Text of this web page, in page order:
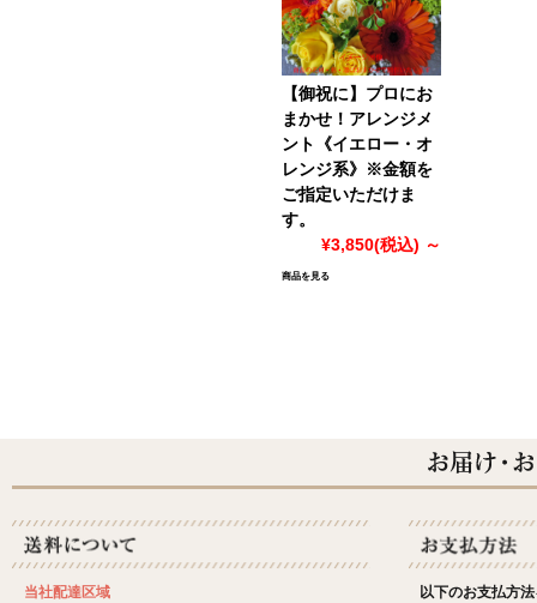
【御祝に】プロにお
まかせ！アレンジメ
ント《イエロー・オ
レンジ系》※金額を
ご指定いただけま
す。
¥3,850(税込) ～
商品を見る
当社配達区域
以下のお支払方